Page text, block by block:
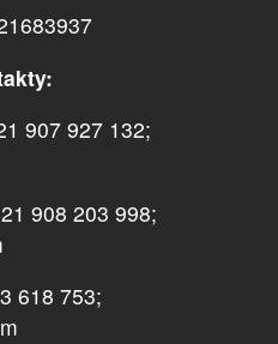
907 927 132;
908 203 998;
618 753;